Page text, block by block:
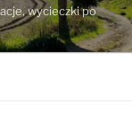
wycieczki po